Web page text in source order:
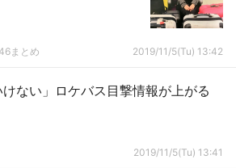
まとめ 2019/11/5(Tu) 13:42
ない」ロケバス目撃情報が上がる
2019/11/5(Tu) 13:41